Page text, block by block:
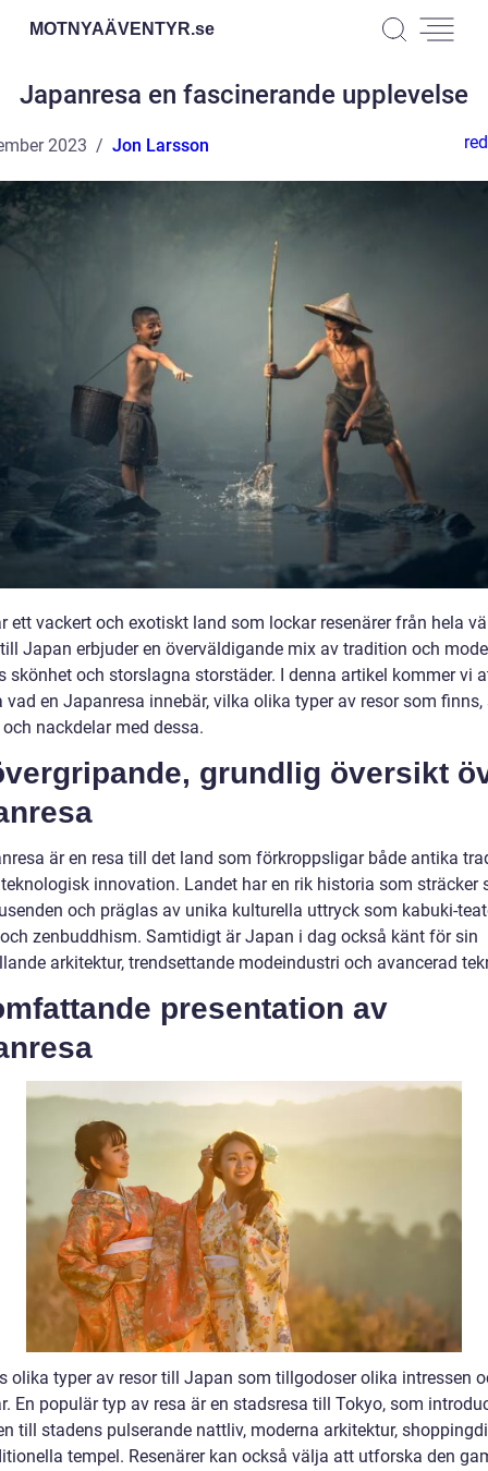
MOTNYAÄVENTYR.se
Japanresa en fascinerande upplevelse
2023 Jon Larsson
ett vackert och exotiskt land som lockar resenärer från hela
Japan erbjuder en överväldigande mix av tradition och
skönhet och storslagna storstäder. I denna artikel kommer vi
vad en Japanresa innebär, vilka olika typer av resor som finns,
nackdelar med dessa.
grundlig översikt
är en resa till det land som förkroppsligar både antika
innovation. Landet har en rik historia som sträcker
och präglas av unika kulturella uttryck som kabuki-
zenbuddhism. Samtidigt är Japan i dag också känt för sin
arkitektur, trendsettande modeindustri och avancerad
presentation av
olika typer av resor till Japan som tillgodoser olika intressen
En populär typ av resa är en stadsresa till Tokyo, som
till stadens pulserande nattliv, moderna arkitektur,
tempel. Resenärer kan också välja att utforska den